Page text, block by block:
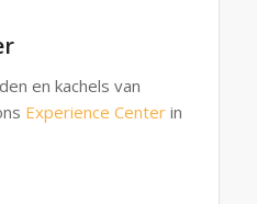
en kachels van
Experience Centerin